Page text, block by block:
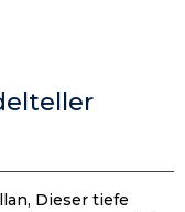
Dieser tiefe